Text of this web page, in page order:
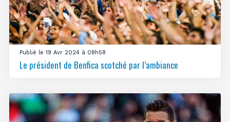
Publié le 19 Avr 2024 à 08h58
Le président de Benfica scotché par l’ambiance